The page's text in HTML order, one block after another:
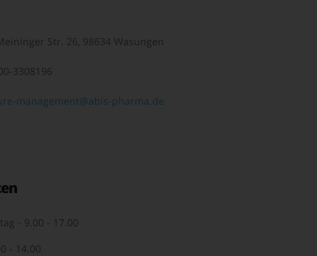
Str. 26, 98634 Wasungen
3308196
management@abis-pharma.de
- 9.00 - 17.00
- 14.00